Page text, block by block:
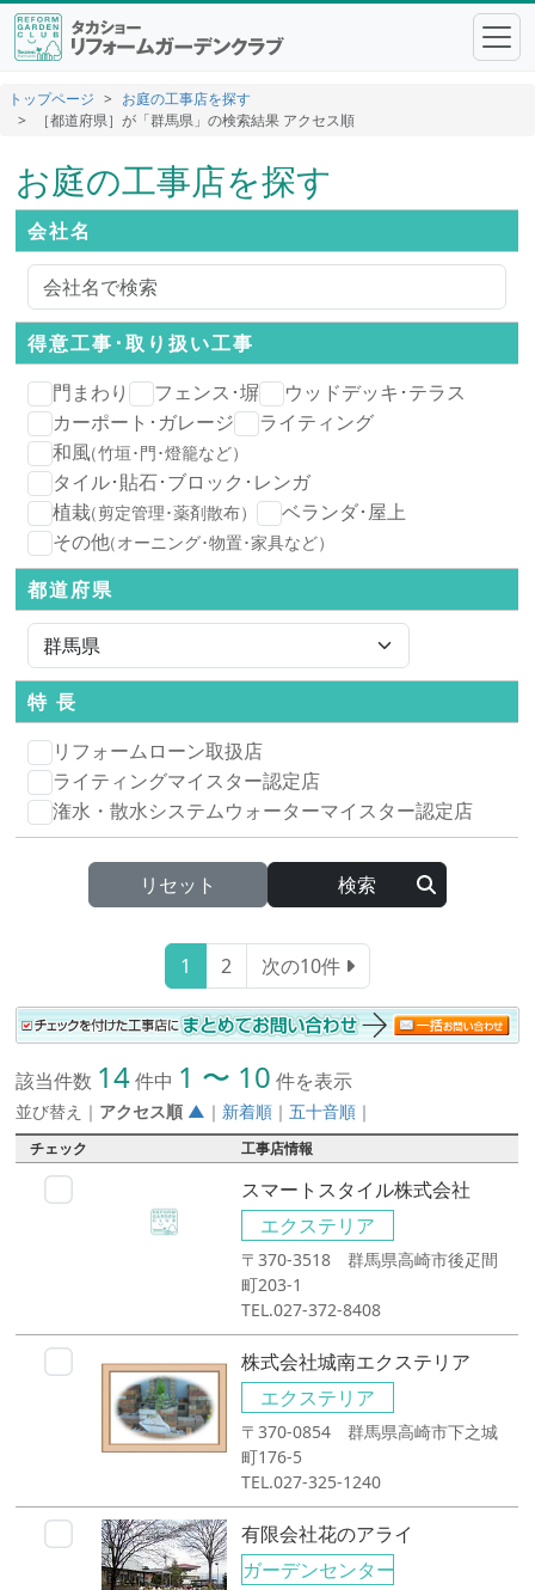
トップページ
お庭の工事店を探す
［都道府県］が「群馬県」の検索結果 アクセス順
お庭の工事店を探す
会社名
得意工事･取り扱い工事
門まわり
フェンス･塀
ウッドデッキ･テラス
カーポート･ガレージ
ライティング
和風（竹垣･門･燈籠など）
タイル･貼石･ブロック･レンガ
植栽（剪定管理･薬剤散布）
ベランダ･屋上
その他（オーニング･物置･家具など）
都道府県
特 長
リフォームローン取扱店
ライティングマイスター認定店
潅水・散水システムウォーターマイスター認定店
リセット
1 2 次の10件
該当件数 14件中 1 〜 10 件を表示
並び替え ｜ アクセス順 ▲ ｜ 新着順 ｜五十音順 ｜
チェック 工事店情報
スマートスタイル株式会社
エクステリア
〒370-3518 群馬県高崎市後疋間
町203-1
TEL.027-372-8408
株式会社城南エクステリア
エクステリア
〒370-0854 群馬県高崎市下之城
町176-5
TEL.027-325-1240
有限会社花のアライ
ガーデンセンター